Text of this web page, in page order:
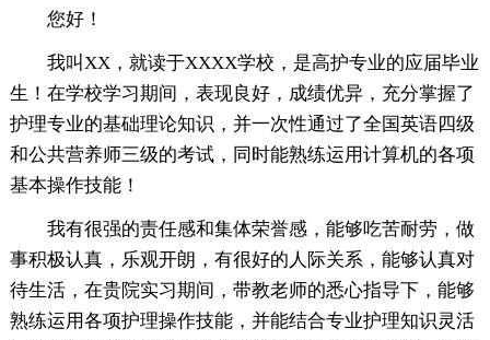
您好！
我叫XX，就读于XXXX学校，是高护专业的应届毕业
生！在学校学习期间，表现良好，成绩优异，充分掌握了
护理专业的基础理论知识，并一次性通过了全国英语四级
和公共营养师三级的考试，同时能熟练运用计算机的各项
基本操作技能！
我有很强的责任感和集体荣誉感，能够吃苦耐劳，做
事积极认真，乐观开朗，有很好的人际关系，能够认真对
待生活，在贵院实习期间，带教老师的悉心指导下，能够
熟练运用各项护理操作技能，并能结合专业护理知识灵活